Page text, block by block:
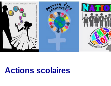
Actions scolaires